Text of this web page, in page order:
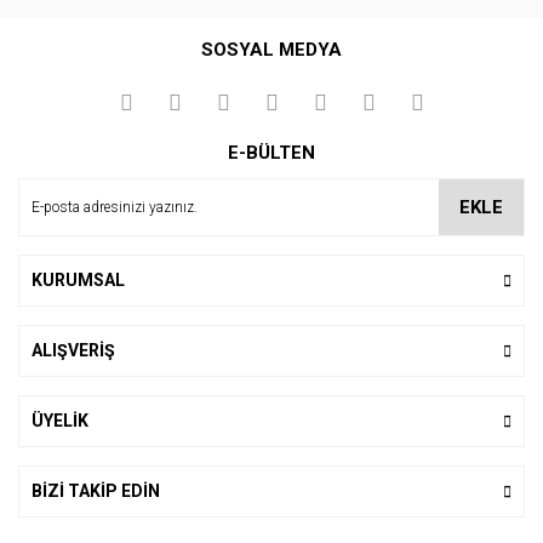
SOSYAL MEDYA
E-BÜLTEN
EKLE
KURUMSAL
ALIŞVERİŞ
ÜYELİK
BİZİ TAKİP EDİN